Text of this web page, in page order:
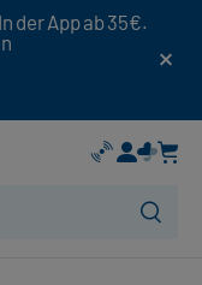
der App ab 35€.